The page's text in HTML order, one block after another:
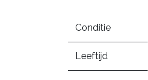
Conditie
Leeftijd